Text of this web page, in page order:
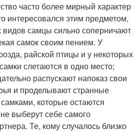
часто более мирный характер
интересовался этим предметом,
видов самцы сильно соперничают
самок своим пением. У
райской птицы и у некоторых
слетаются в одно место;
распускают напоказ свои
и проделывают странные
которые остаются
выберут себе самого
Те, кому случалось близко